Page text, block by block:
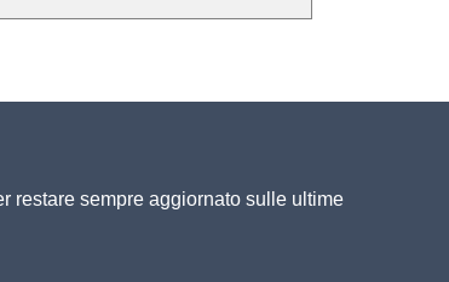
restare sempre aggiornato sulle ultime